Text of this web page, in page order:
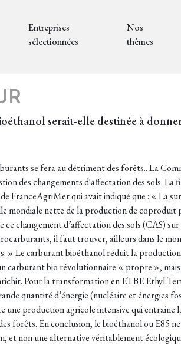
Entreprises
sélectionnées
Nos
thèmes
serait-elle destinée à
se fera au détriment des forêts.. La
des changements d'affectation des sols.
FranceAgriMer qui avait indiqué que : « La
mondiale nette de la production de
changement d’affectation des sols (CAS)
il faut trouver, ailleurs dans le
Le carburant bioéthanol réduit la
carburant bio révolutionnaire « propre »,
Pour la transformation en ETBE Ethyl
quantité d’énergie (nucléaire et énergies
production agricole intensive qui entraine
forêts. En conclusion, le bioéthanol ou E85
et non une alternative véritablement